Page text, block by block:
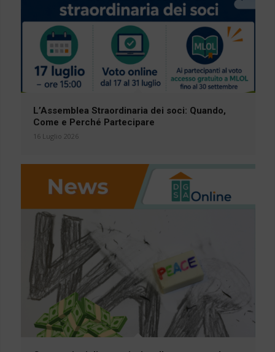
L’Assemblea Straordinaria dei soci: Quando,
Come e Perché Partecipare
16 Luglio 2026